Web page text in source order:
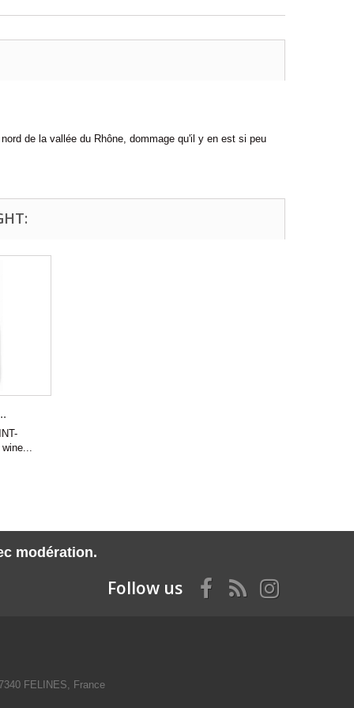
de la vallée du Rhône, dommage qu'il y en est si peu
modération.
Follow us
FELINES, France